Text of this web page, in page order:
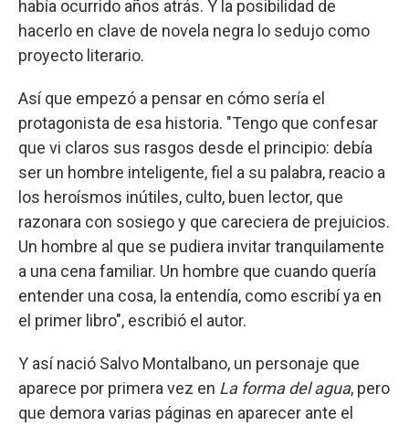
había ocurrido años atrás. Y la posibilidad de
hacerlo en clave de novela negra lo sedujo como
proyecto literario.
Así que empezó a pensar en cómo sería el
protagonista de esa historia. "Tengo que confesar
que vi claros sus rasgos desde el principio: debía
ser un hombre inteligente, fiel a su palabra, reacio a
los heroísmos inútiles, culto, buen lector, que
razonara con sosiego y que careciera de prejuicios.
Un hombre al que se pudiera invitar tranquilamente
a una cena familiar. Un hombre que cuando quería
entender una cosa, la entendía, como escribí ya en
el primer libro", escribió el autor.
Y así nació Salvo Montalbano, un personaje que
aparece por primera vez en La forma del agua, pero
que demora varias páginas en aparecer ante el